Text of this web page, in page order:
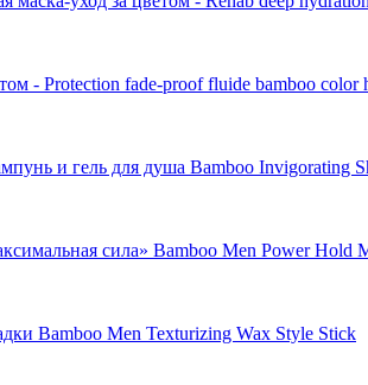
- Protection fade-proof fluide bamboo color
и гель для душа Bamboo Invigorating
сила» Bamboo Men Power Hold
Bamboo Men Texturizing Wax Style Stick